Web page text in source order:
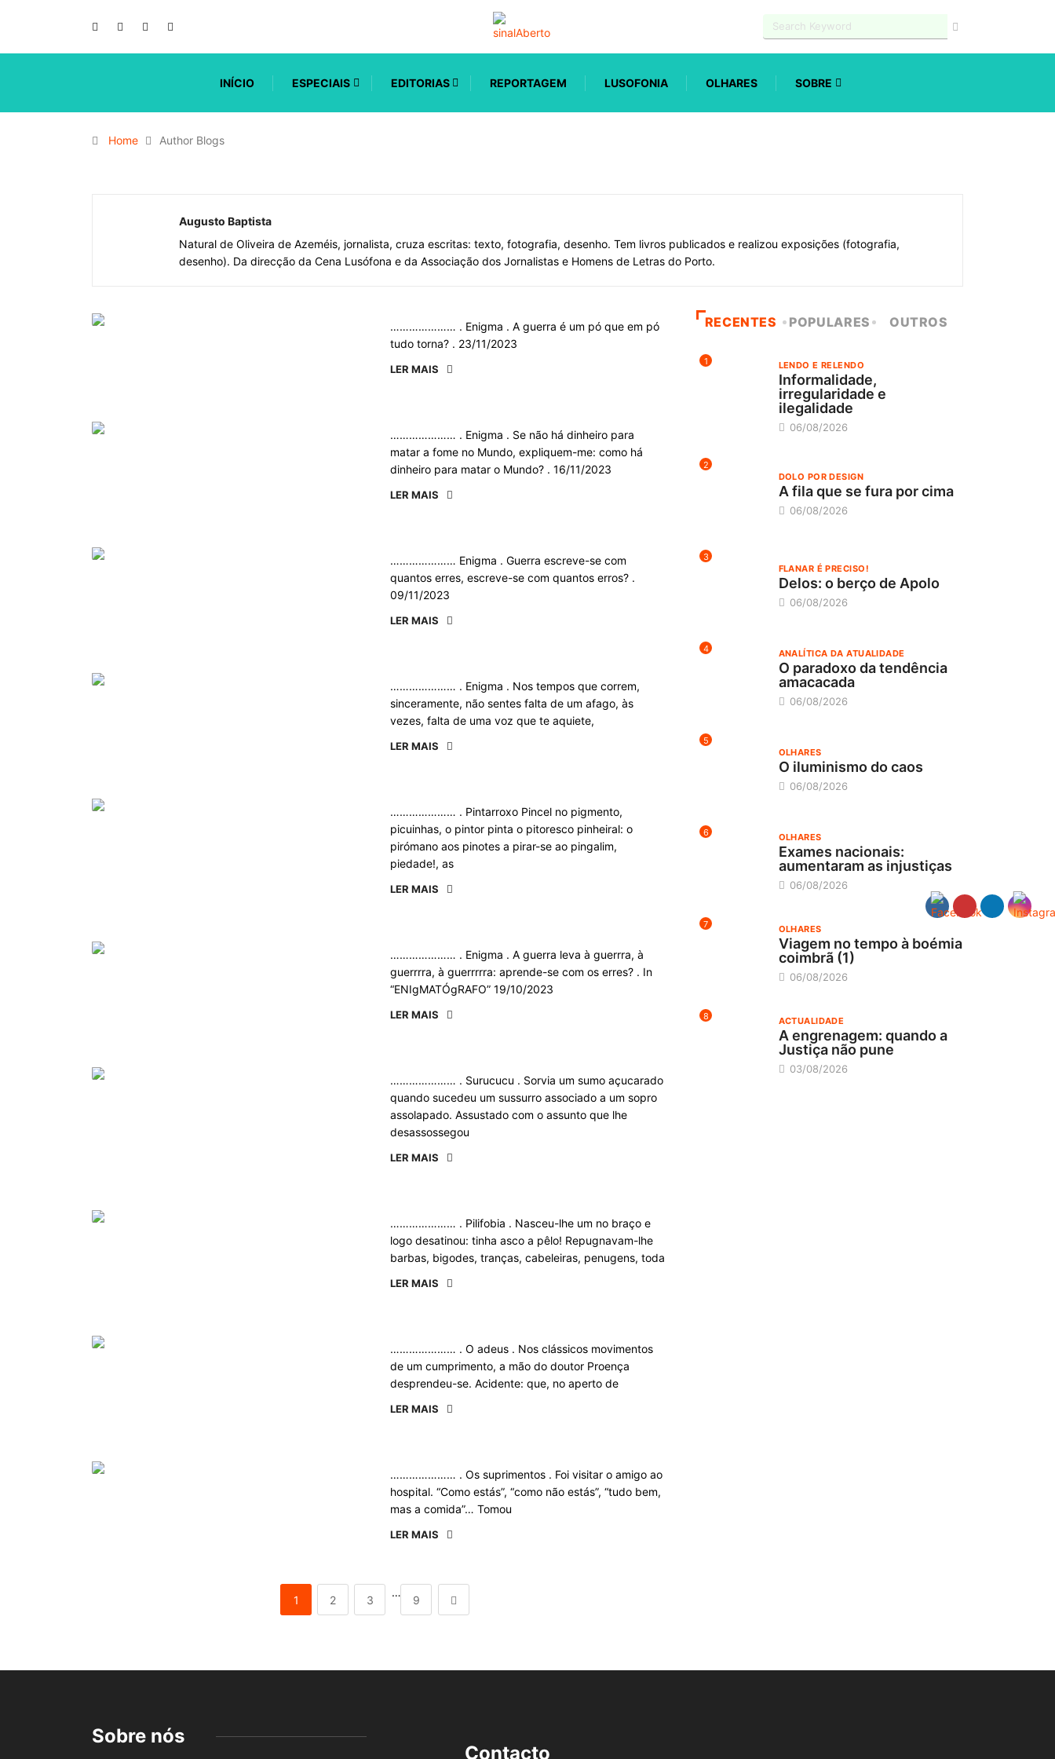
INÍCIO ESPECIAIS EDITORIAS REPORTAGEM LUSOFONIA OLHARES SOBRE
Home Author Blogs
Augusto Baptista
Natural de Oliveira de Azeméis, jornalista, cruza escritas: texto, fotografia, desenho. Tem livros publicados e realizou exposições (fotografia,
desenho). Da direcção da Cena Lusófona e da Associação dos Jornalistas e Homens de Letras do Porto.
………………… . Enigma . A guerra é um pó que em pó
tudo torna? . 23/11/2023
LER MAIS
………………… . Enigma . Se não há dinheiro para
matar a fome no Mundo, expliquem-me: como há
dinheiro para matar o Mundo? . 16/11/2023
LER MAIS
………………… Enigma . Guerra escreve-se com
quantos erres, escreve-se com quantos erros? .
09/11/2023
LER MAIS
………………… . Enigma . Nos tempos que correm,
sinceramente, não sentes falta de um afago, às
vezes, falta de uma voz que te aquiete,
LER MAIS
………………… . Pintarroxo Pincel no pigmento,
picuinhas, o pintor pinta o pitoresco pinheiral: o
pirómano aos pinotes a pirar-se ao pingalim,
piedade!, as
LER MAIS
………………… . Enigma . A guerra leva à guerrra, à
guerrrra, à guerrrrra: aprende-se com os erres? . In
“ENIgMATÓgRAFO” 19/10/2023
LER MAIS
………………… . Surucucu . Sorvia um sumo açucarado
quando sucedeu um sussurro associado a um sopro
assolapado. Assustado com o assunto que lhe
desassossegou
LER MAIS
………………… . Pilifobia . Nasceu-lhe um no braço e
logo desatinou: tinha asco a pêlo! Repugnavam-lhe
barbas, bigodes, tranças, cabeleiras, penugens, toda
LER MAIS
………………… . O adeus . Nos clássicos movimentos
de um cumprimento, a mão do doutor Proença
desprendeu-se. Acidente: que, no aperto de
LER MAIS
………………… . Os suprimentos . Foi visitar o amigo ao
hospital. “Como estás”, “como não estás”, “tudo bem,
mas a comida”… Tomou
LER MAIS
1 2 3
…
9
RECENTES POPULARES OUTROS
1 LENDO E RELENDO
Informalidade,
irregularidade e
ilegalidade
06/08/2026
2
DOLO POR DESIGN
A fila que se fura por cima
06/08/2026
3
FLANAR É PRECISO!
Delos: o berço de Apolo
06/08/2026
4 ANALÍTICA DA ATUALIDADE
O paradoxo da tendência
amacacada
06/08/2026
5
OLHARES
O iluminismo do caos
06/08/2026
6 OLHARES
Exames nacionais:
aumentaram as injustiças
06/08/2026
7 OLHARES
Viagem no tempo à boémia
coimbrã (1)
06/08/2026
8 ACTUALIDADE
A engrenagem: quando a
Justiça não pune
03/08/2026
Sobre nós
Contacto